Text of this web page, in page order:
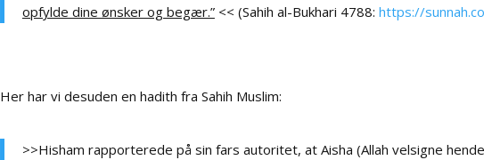
opfylde dine ønsker og begær.”<< (Sahih al-Bukhari 4788: https://
Her har vi desuden en hadith fra Sahih Muslim:
>>Hisham rapporterede på sin fars autoritet, at Aisha (Allah velsigne